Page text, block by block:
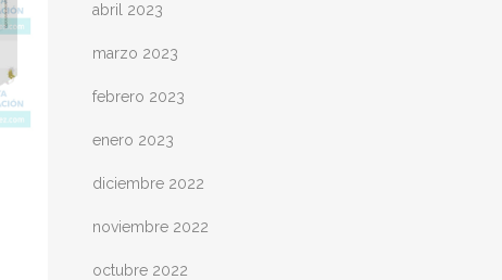
abril 2023
marzo 2023
febrero 2023
enero 2023
diciembre 2022
noviembre 2022
octubre 2022